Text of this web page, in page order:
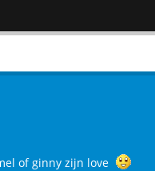
of ginny zijn love